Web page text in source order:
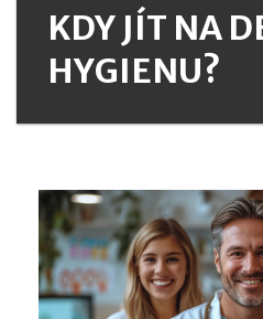
KDY JÍT NA
HYGIENU?